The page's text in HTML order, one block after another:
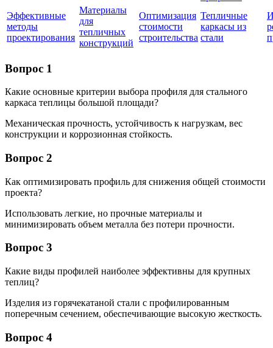
Эффективные
методы
проектирования
Материалы
для
тепличных
конструкций
Оптимизация
стоимости
строительства
Тепличные
каркасы из
стали
Вопрос 1
Какие основные критерии выбора профиля для стального
каркаса теплицы большой площади?
Механическая прочность, устойчивость к нагрузкам, вес
конструкции и коррозионная стойкость.
Вопрос 2
Как оптимизировать профиль для снижения общей стоимости
проекта?
Использовать легкие, но прочные материалы и
минимизировать объем металла без потери прочности.
Вопрос 3
Какие виды профилей наиболее эффективны для крупных
теплиц?
Изделия из горячекатаной стали с профилированным
поперечным сечением, обеспечивающие высокую жесткость.
Вопрос 4